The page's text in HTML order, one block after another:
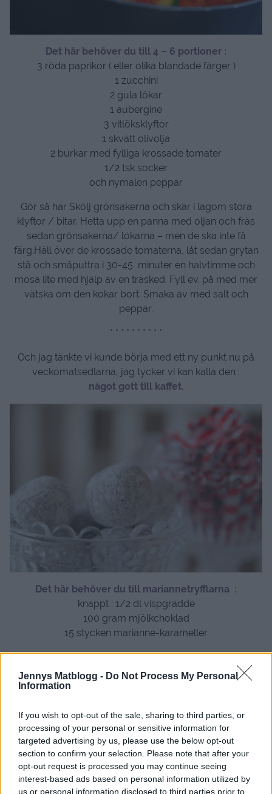
Jennys Matblogg - Do Not Process My Personal
Information
If you wish to opt-out of the sale, sharing to third parties, or
processing of your personal or sensitive information for
targeted advertising by us, please use the below opt-out
section to confirm your selection. Please note that after your
opt-out request is processed you may continue seeing
interest-based ads based on personal information utilized by
us or personal information disclosed to third parties prior to
Det här behöver du till 4 – 6 portioner :
3 röda paprikor ( eller olika blandade färger )
1 zucchini
2 gula lökar
1 aubergine
3 vitlöksklyftor
1 skvätt olivolja
2 burkar med fylliga krossade tomater
1/2 tsk socker
och nymalen peppar
Gör så här Skölj grönsakerna och skär i lagom stora
klyftor / bitar. Hetta upp en panna med oljan och fräs
sedan grönsakerna/ lökarna – men de ska inte få
färg.Häll över de krossade tomaterna, låt sedan grytan
stå och småputtra i 30-45 minuter en halvtimme och
mosa lite med hjälp av en träsked. Fyll ev. på med mer
vätska om den kokar bort. Smaka av med salt och
peppar.
* * * * * * * * * *
Och jag tänkte vi kunde börja med ett ny punkt nu på
veckomatsedlarna, jag tycker vi kan kalla den :
något gott till kaffet.
Det här behöver du till mariannetryfflarna :
knappt : 1/2 dl vispgrädde
100 gram mjölkchoklad
15 stycken marianne-karameller
Garnering : florsocker
Så här gör du denna tryffel :
en knapp halv dl grädde i en kastrull och koka upp. Ta
bort från plattan och bryt ner chokladen och rör om tills
du fått en blank smet. Rör ner mariannekrosset och
blanda ordentligt. Ställ sedan svalt i några timmar ,
gärna över natten. Och rulla sedan lagom stora
tryffelbitar som du doppar i florsocker.